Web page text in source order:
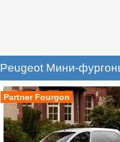
Peugeot Мини-
Partner Fourgon